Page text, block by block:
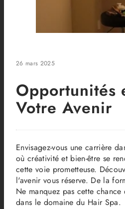
26 mars 2025
Opportunités
Votre Avenir
Envisagez-vous une carrière
où créativité et bien-être se
cette voie prometteuse.
l'avenir vous réserve. De la
Ne manquez pas cette
dans le domaine du Hair Spa.